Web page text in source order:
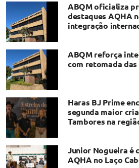
ABQM oficializa
destaques AQHA
integração
ABQM reforça
com retomada
Haras BJ Prime
segunda maior
Tambores na
Junior Nogueira é
AQHA no Laço